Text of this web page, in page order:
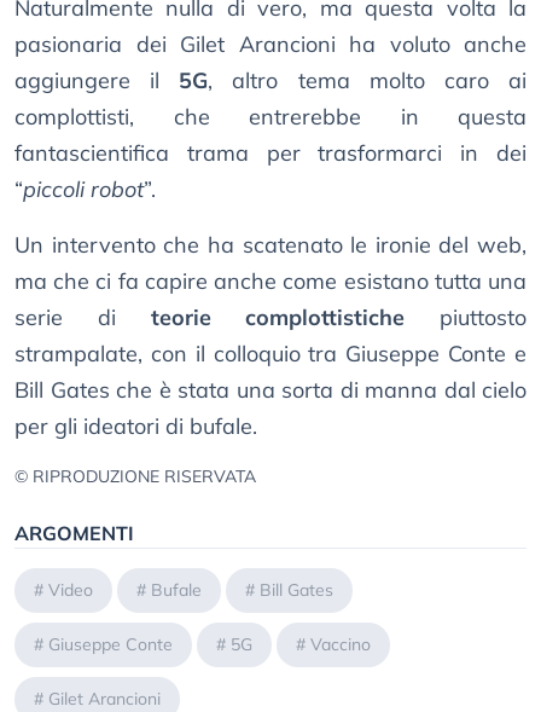
Naturalmente nulla di vero, ma questa volta la
pasionaria dei Gilet Arancioni ha voluto anche
aggiungere il 5G, altro tema molto caro ai
complottisti, che entrerebbe in questa
fantascientifica trama per trasformarci in dei
“piccoli robot”.
Un intervento che ha scatenato le ironie del web,
ma che ci fa capire anche come esistano tutta una
serie di teorie complottistiche piuttosto
strampalate, con il colloquio tra Giuseppe Conte e
Bill Gates che è stata una sorta di manna dal cielo
per gli ideatori di bufale.
© RIPRODUZIONE RISERVATA
ARGOMENTI
# Video # Bufale # Bill Gates
# Giuseppe Conte # 5G # Vaccino
# Gilet Arancioni